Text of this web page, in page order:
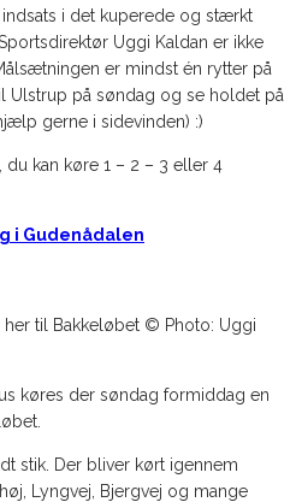
i det kuperede og stærkt
Uggi Kaldan er ikke
er mindst én rytter på
Ulstrup på søndag og se holdet på
gerne i sidevinden) :)
kan køre 1 – 2 – 3 eller 4
i Gudenådalen
til Bakkeløbet © Photo: Uggi
køres der søndag formiddag en
stik. Der bliver kørt igennem
Lyngvej, Bjergvej og mange